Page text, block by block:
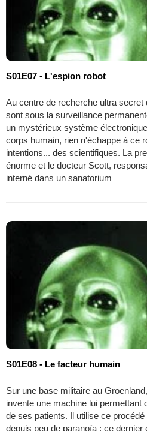
S01E07 - L'espion robot
Au centre de recherche ultra
sont sous la surveillance
un mystérieux système
corps humain, rien n'échappe à ce
intentions... des scientifiques. La
énorme et le docteur Scott,
interné dans un sanatorium
S01E08 - Le facteur humain
Sur une base militaire au
invente une machine lui permettant
de ses patients. Il utilise ce
depuis peu de paranoïa : ce